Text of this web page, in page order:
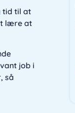
tid til at
lære at
job i
så